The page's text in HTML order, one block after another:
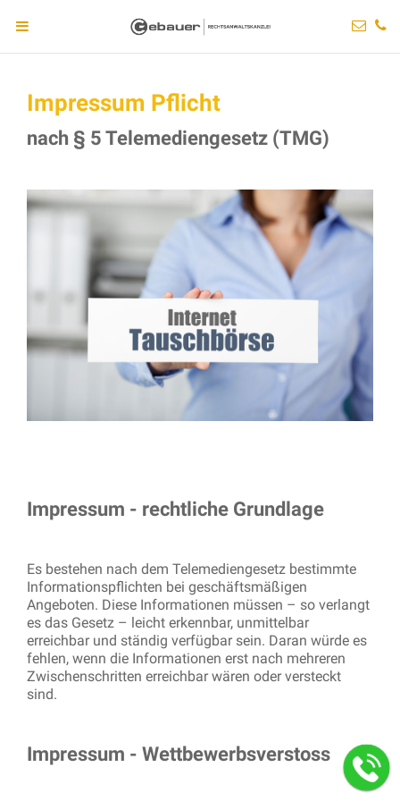
Impressum Pflicht
nach § 5 Telemediengesetz (TMG)
Impressum - rechtliche Grundlage
Es bestehen nach dem Telemediengesetz bestimmte
Informationspflichten bei geschäftsmäßigen
Angeboten. Diese Informationen müssen – so verlangt
es das Gesetz – leicht erkennbar, unmittelbar
erreichbar und ständig verfügbar sein. Daran würde es
fehlen, wenn die Informationen erst nach mehreren
Zwischenschritten erreichbar wären oder versteckt
sind.
Impressum - Wettbewerbsverstoss